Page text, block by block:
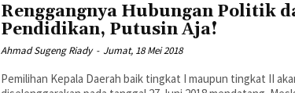
Renggangnya Hubungan Politik
Pendidikan, Putusin Aja!
Ahmad Sugeng Riady - Jumat, 18 Mei 2018
Pemilihan Kepala Daerah baik tingkat I maupun tingkat II